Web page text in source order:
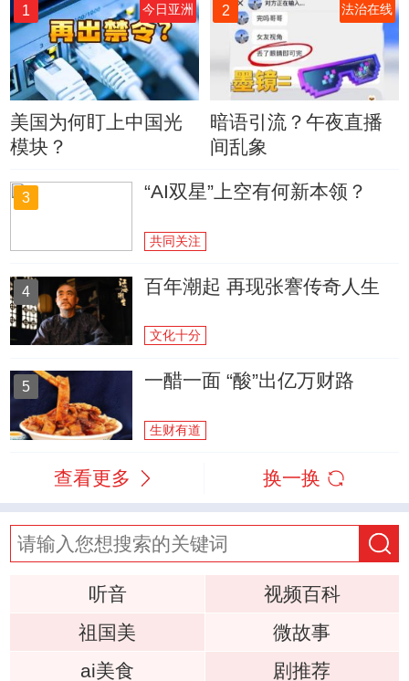
1 今日亚洲
美国为何盯上中国光
模块？
2 法治在线
暗语引流？午夜直播
间乱象
3 “AI双星”上空有何新本领？
共同关注
4 百年潮起 再现张謇传奇人生
文化十分
5 一醋一面 “酸”出亿万财路
生财有道
查看更多 换一换
听音
视频百科
祖国美
微故事
ai美食
剧推荐